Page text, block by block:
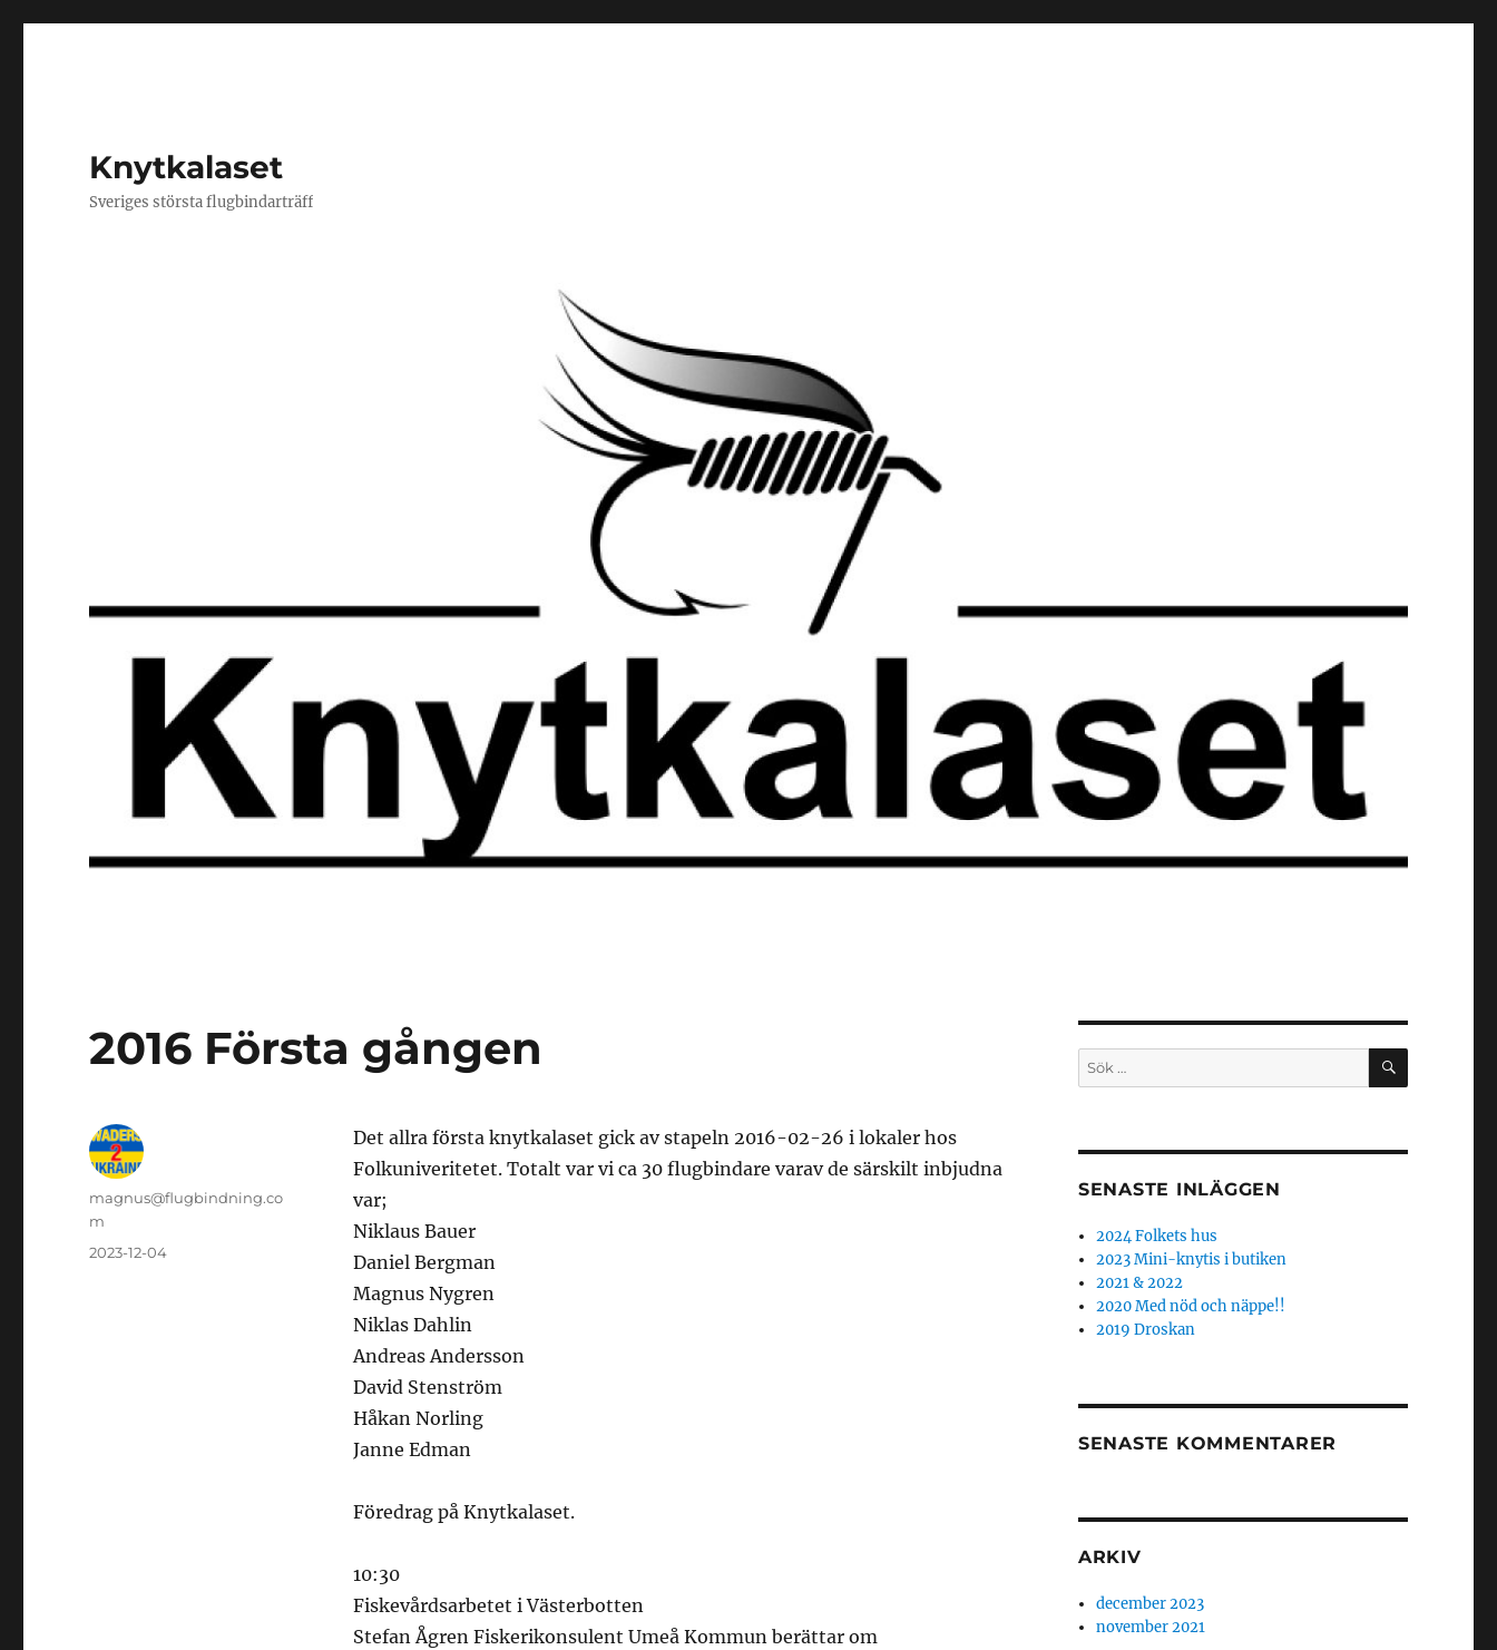
Knytkalaset
Sveriges största flugbindarträff
2016 Första gången
Det allra första knytkalaset gick av stapeln 2016-02-26 i lokaler hos
Folkuniveritetet. Totalt var vi ca 30 flugbindare varav de särskilt inbjudna
var;
Niklaus Bauer
Daniel Bergman
Magnus Nygren
Niklas Dahlin
Andreas Andersson
David Stenström
Håkan Norling
Janne Edman
Föredrag på Knytkalaset.
10:30
Fiskevårdsarbetet i Västerbotten
Stefan Ågren Fiskerikonsulent Umeå Kommun berättar om
Författare
magnus@flugbindning.co
m
Publicerat
2023-12-04
Sök
efter:
SÖK
SENASTE INLÄGGEN
2024 Folkets hus
2023 Mini-knytis i butiken
2021 & 2022
2020 Med nöd och näppe!!
2019 Droskan
SENASTE KOMMENTARER
ARKIV
december 2023
november 2021